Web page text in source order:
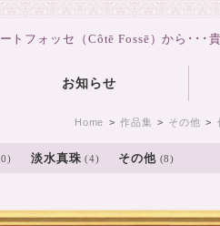
トフォッセ（Côtē Fossē）から･･･
お知らせ
Home > 作品集 > その他 >
淡水真珠 (4) その他 (8)